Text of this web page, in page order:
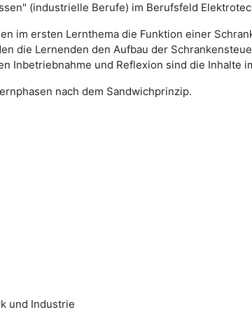
(industrielle Berufe) im Berufsfeld
im ersten Lernthema die Funktion einer
die Lernenden den Aufbau der
Inbetriebnahme und Reflexion sind die Inhalte
nach dem Sandwichprinzip.
und Industrie